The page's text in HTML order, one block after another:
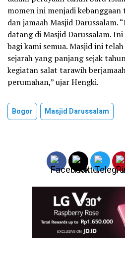
momen ini menjadi
dan jamaah Masjid Darussalam.
datang di Masjid Darussalam.
bagi kami semua. Masjid ini
sejarah yang panjang sejak
kegiatan salat tarawih
perumahan,” ujar Hengki.
Bogor Masjid Darussalam